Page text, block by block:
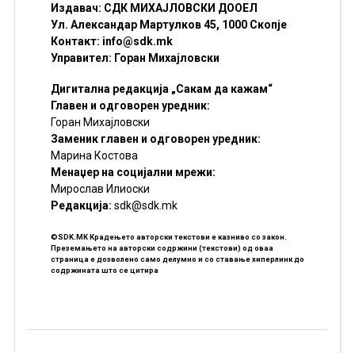
Издавач: СДК МИХАЈЛОВСКИ ДООЕЛ
Ул. Александар Мартулков 45, 1000 Скопје
Контакт: info@sdk.mk
Управител: Горан Михајловски
Дигитална редакција „Сакам да кажам“
Главен и одговорен уредник:
Горан Михајловски
Заменик главен и одговорен уредник:
Марина Костова
Менаџер на социјални мрежи:
Мирослав Илиоски
Редакцијa: sdk@sdk.mk
©SDK.MK Крадењето авторски текстови е казниво со закон.
Преземањето на авторски содржини (текстови) од оваа
страница е дозволено само делумно и со ставање хиперлинк до
содржината што се цитира